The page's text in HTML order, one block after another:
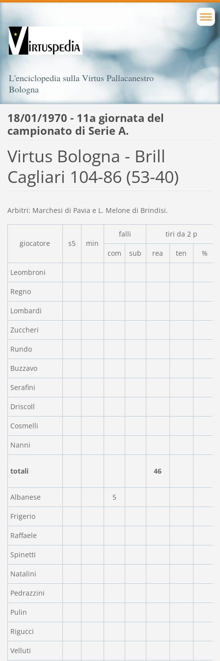
L'enciclopedia sulla Virtus Pallacanestro
Bologna
18/01/1970 - 11a giornata del
campionato di Serie A.
Virtus Bologna - Brill
Cagliari 104-86 (53-40)
Arbitri: Marchesi di Pavia e L. Melone di Brindisi.
giocatore s5 min
falli tiri da 2 p
com sub rea ten %
Leombroni
Regno
Lombardi
Zuccheri
Rundo
Buzzavo
Serafini
Driscoll
Cosmelli
Nanni
totali 46
Albanese 5
Frigerio
Raffaele
Spinetti
Natalini
Pedrazzini
Pulin
Rigucci
Velluti